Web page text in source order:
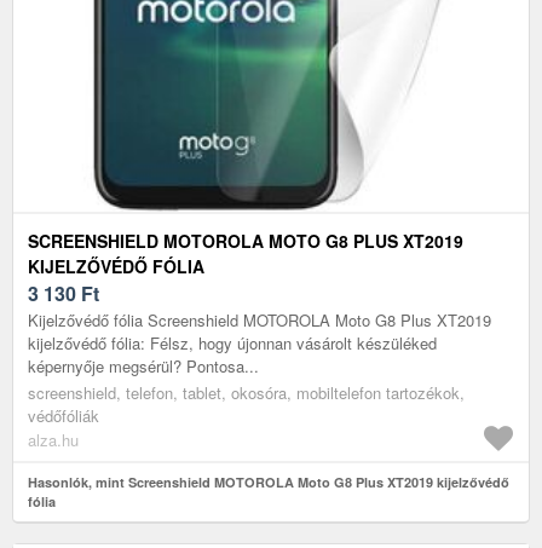
SCREENSHIELD MOTOROLA MOTO G8 PLUS XT2019
KIJELZŐVÉDŐ FÓLIA
3 130 Ft
Kijelzővédő fólia Screenshield MOTOROLA Moto G8 Plus XT2019
kijelzővédő fólia: Félsz, hogy újonnan vásárolt készüléked
képernyője megsérül? Pontosa...
screenshield, telefon, tablet, okosóra, mobiltelefon tartozékok,
védőfóliák
alza.hu
Hasonlók, mint Screenshield MOTOROLA Moto G8 Plus XT2019 kijelzővédő
fólia